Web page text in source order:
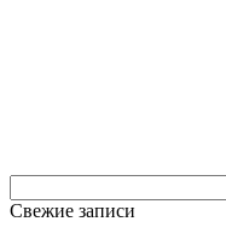
Свежие записи